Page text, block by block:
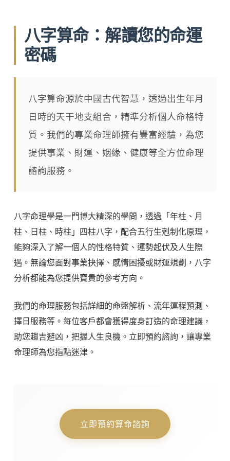
八字算命：解讀您的命運
密碼
八字算命源於中國古代智慧，透過出生年月
日時的天干地支組合，精準分析個人命格特
質。我們的專業命理師擁有豐富經驗，為您
提供事業、財運、姻緣、健康等全方位命理
諮詢服務。
八字命理學是一門博大精深的學問，透過「年柱、月
柱、日柱、時柱」四柱八字，配合五行生剋制化原理，
能夠深入了解一個人的性格特質、運勢起伏及人生際
遇。無論您面對事業抉擇、感情困擾或財運規劃，八字
分析都能為您提供寶貴的參考方向。
我們的命理服務包括詳細的命盤解析、流年運程預測、
擇日服務等。每位客戶都會獲得度身訂造的命理建議，
助您趨吉避凶，把握人生良機。立即預約諮詢，讓專業
命理師為您指點迷津。
立即預約算命諮詢